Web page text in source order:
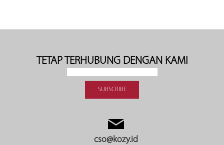
TETAP TERHUBUNG DENGAN KAMI
cso@kozy.id